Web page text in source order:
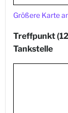
Größere Karte
Treffpunkt
Tankstelle